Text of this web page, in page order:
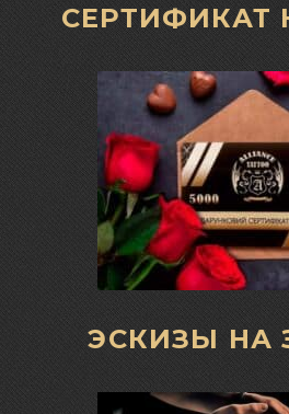
СЕРТИФИКАТ
ЭСКИЗЫ НА